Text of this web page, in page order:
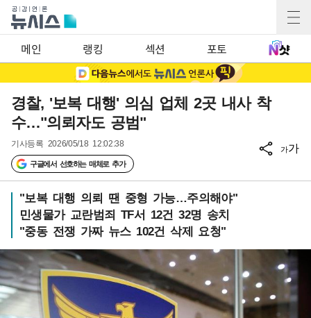
메인 랭킹 섹션 포토
경찰, '보복 대행' 의심 업체 2곳 내사 착
수…"의뢰자도 공범"
기사등록 2026/05/18 12:02:38
구글에서 선호하는 매체로 추가
가가
"보복 대행 의뢰 땐 중형 가능…주의해야"
민생물가 교란범죄 TF서 12건 32명 송치
"중동 전쟁 가짜 뉴스 102건 삭제 요청"